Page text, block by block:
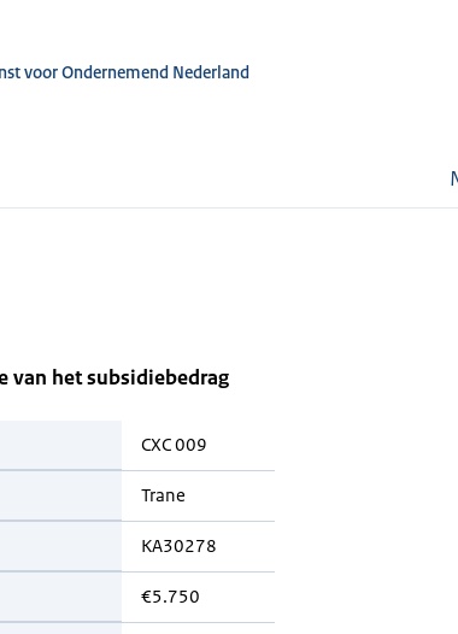
voor Ondernemend Nederland
van het subsidiebedrag
CXC 009
Trane
KA30278
€5.750